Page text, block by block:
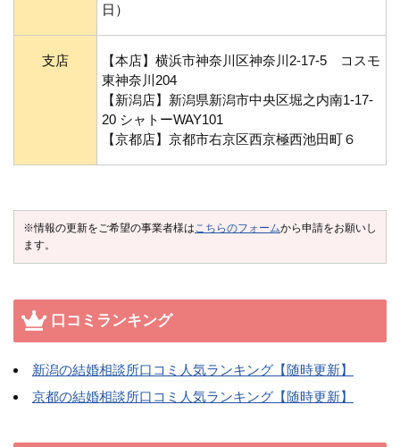
日）
支店
【本店】横浜市神奈川区神奈川2-17-5 コスモ
東神奈川204
【新潟店】新潟県新潟市中央区堀之内南1-17-
20 シャトーWAY101
【京都店】京都市右京区西京極西池田町６
※情報の更新をご希望の事業者様はこちらのフォームから申請をお願いし
ます。
口コミランキング
新潟の結婚相談所口コミ人気ランキング【随時更新】
京都の結婚相談所口コミ人気ランキング【随時更新】